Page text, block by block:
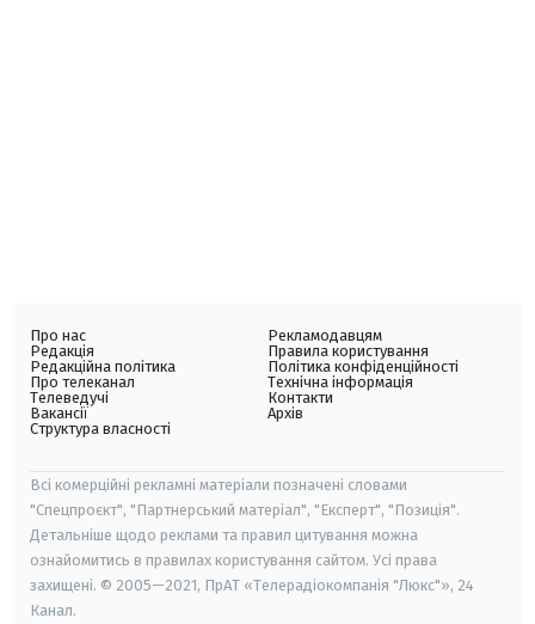
Про нас
Редакція
Редакційна політика
Про телеканал
Телеведучі
Вакансії
Структура власності
Рекламодавцям
Правила користування
Політика конфіденційності
Технічна інформація
Контакти
Архів
Всі комерційні рекламні матеріали позначені словами
"Спецпроєкт", "Партнерський матеріал", "Експерт", "Позиція".
Детальніше щодо реклами та правил цитування можна
ознайомитись в правилах користування сайтом. Усі права
захищені. © 2005—2021, ПрАТ «Телерадіокомпанія "Люкс"», 24
Канал.